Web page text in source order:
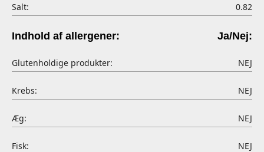
Salt: 0.82
Indhold af allergener: Ja/Nej:
Glutenholdige produkter: NEJ
Krebs: NEJ
Æg: NEJ
Fisk: NEJ